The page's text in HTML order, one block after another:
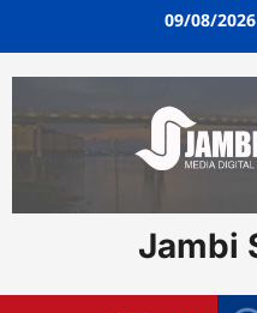
09/08/2026
Jambi